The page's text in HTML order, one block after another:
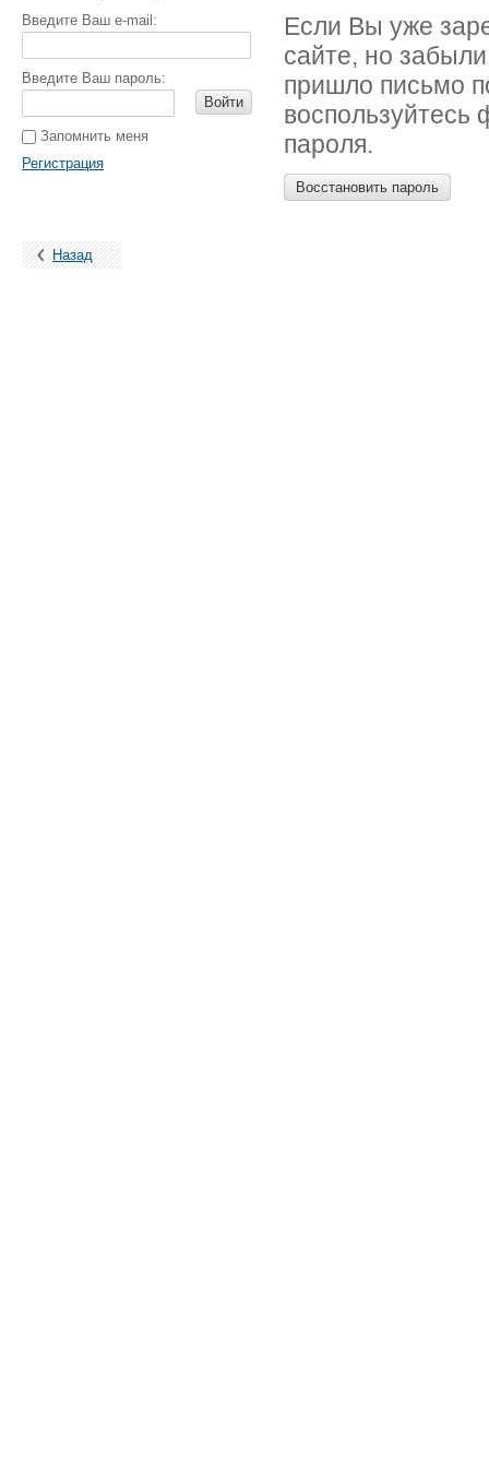
Введите Ваш e-mail:
Введите Ваш пароль:
Войти
Запомнить меня
Регистрация
Если Вы уже
сайте, но
пришло письмо
воспользуйтесь
пароля.
Восстановить пароль
Назад